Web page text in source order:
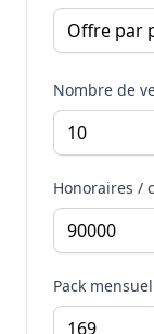
Nombre de
Honoraires /
Pack mensuel